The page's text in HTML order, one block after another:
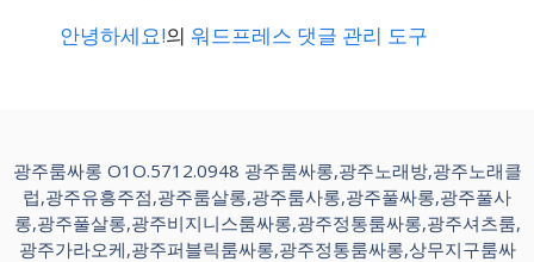
안녕하세요!의 워드프레스 댓글 관리 도구
광주룸싸롱 O1O.5712.0948 광주룸싸롱,광주노래방,광주노래클
럽,광주유흥주점,광주룸살롱,광주룸사롱,광주풀싸롱,광주풀사
롱,광주풀살롱,광주비지니스룸싸롱,광주정통룸싸롱,광주셔츠룸,
광주가라오케,광주퍼블릭룸싸롱,광주정통룸싸롱,상무지구룸싸